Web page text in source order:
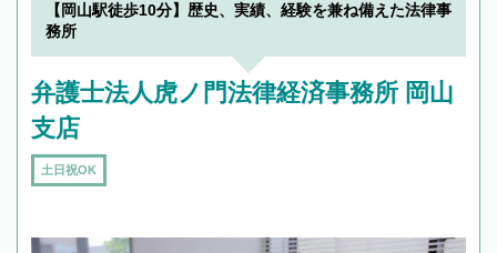
【岡山駅徒歩10分】歴史、実績、経験を兼ね備えた法律事
務所
弁護士法人虎ノ門法律経済事務所 岡山
支店
土日祝OK